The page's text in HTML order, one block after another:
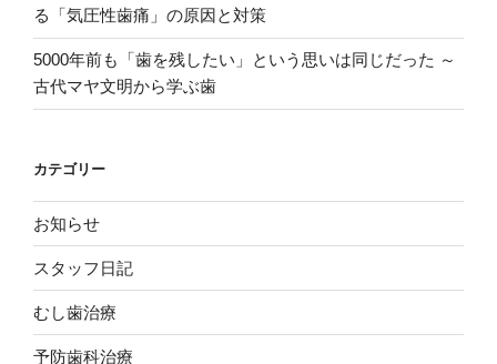
る「気圧性歯痛」の原因と対策
5000年前も「歯を残したい」という思いは同じだった ～
古代マヤ文明から学ぶ歯
カテゴリー
お知らせ
スタッフ日記
むし歯治療
予防歯科治療